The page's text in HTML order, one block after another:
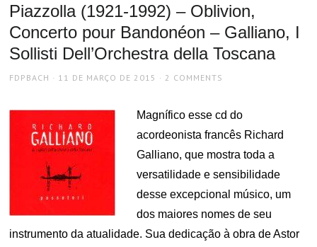
Piazzolla (1921-1992) – Oblivion,
Concerto pour Bandonéon – Galliano, I
Sollisti Dell’Orchestra della Toscana
AUTHOR
FDPBACH
POSTED
11 DE MARÇO DE 2015 2 COMMENTS
Magnífico esse cd do
acordeonista francês Richard
Galliano, que mostra toda a
versatilidade e sensibilidade
desse excepcional músico, um
dos maiores nomes de seu
instrumento da atualidade. Sua dedicação à obra de Astor